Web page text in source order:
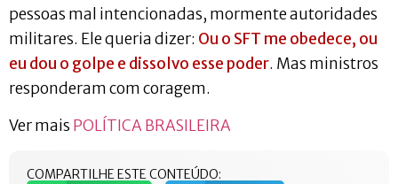
pessoas mal intencionadas, mormente autoridades
militares. Ele queria dizer: Ou o SFT me obedece, ou
eu dou o golpe e dissolvo esse poder. Mas ministros
responderam com coragem.
Ver mais POLÍTICA BRASILEIRA
COMPARTILHE ESTE CONTEÚDO: